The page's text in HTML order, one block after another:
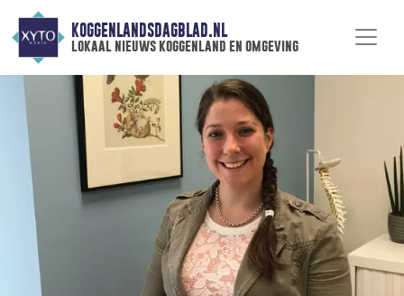
KOGGENLANDSDAGBLAD.NL
lokaal nieuws koggenland en omgeving